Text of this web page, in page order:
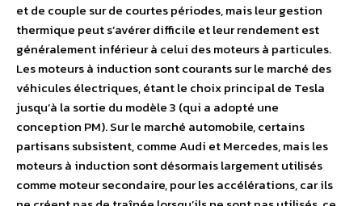
et de couple sur de courtes périodes, mais leur gestion
thermique peut s’avérer difficile et leur rendement est
généralement inférieur à celui des moteurs à particules.
Les moteurs à induction sont courants sur le marché des
véhicules électriques, étant le choix principal de Tesla
jusqu’à la sortie du modèle 3 (qui a adopté une
conception PM). Sur le marché automobile, certains
partisans subsistent, comme Audi et Mercedes, mais les
moteurs à induction sont désormais largement utilisés
comme moteur secondaire, pour les accélérations, car ils